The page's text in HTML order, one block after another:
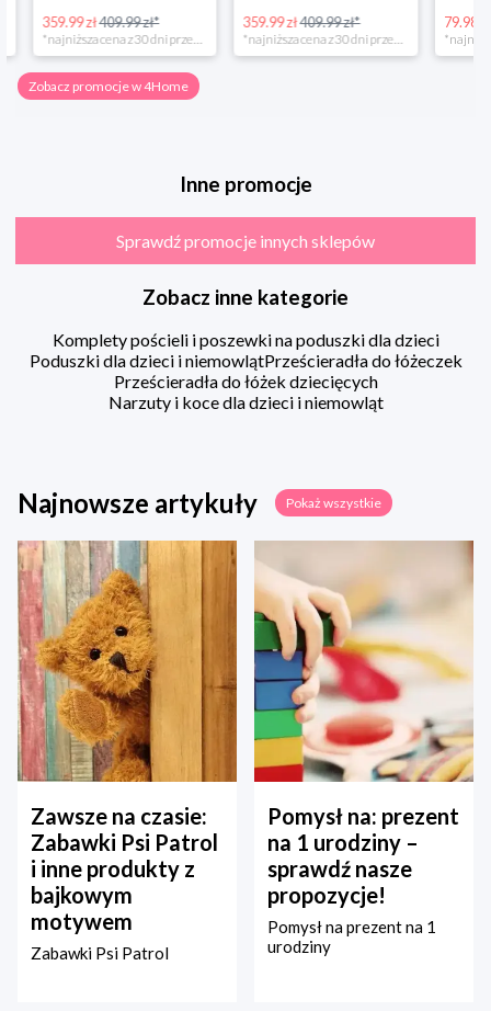
359.99 zł409.99 zł*
*najniższa cena z 30 dni przed obniżką
359.99 zł409.99 zł*
*najniższa cena z 30 dni przed obniżką
79.98 zł
Zobacz promocje w 4Home
Inne promocje
Sprawdź promocje innych sklepów
Zobacz inne kategorie
Komplety pościeli i poszewki na poduszki dla dzieci
Poduszki dla dzieci i niemowlątPrześcieradła do łóżeczek
Prześcieradła do łóżek dziecięcych
Narzuty i koce dla dzieci i niemowląt
Najnowsze artykuły Pokaż wszystkie
Zawsze na czasie:
Zabawki Psi Patrol
i inne produkty z
bajkowym
motywem
Zabawki Psi Patrol
Pomysł na: prezent
na 1 urodziny –
sprawdź nasze
propozycje!
Pomysł na prezent na 1
urodziny